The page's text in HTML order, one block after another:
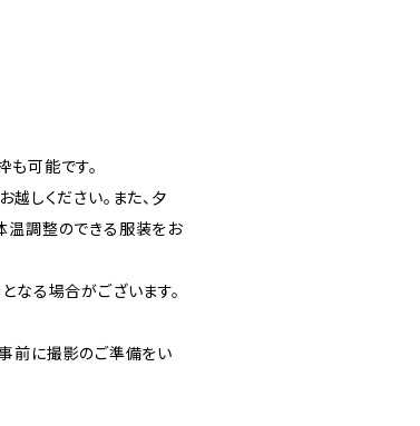
可能です。
越しください。また、夕
温調整のできる服装をお
なる場合がございます。
前に撮影のご準備をい